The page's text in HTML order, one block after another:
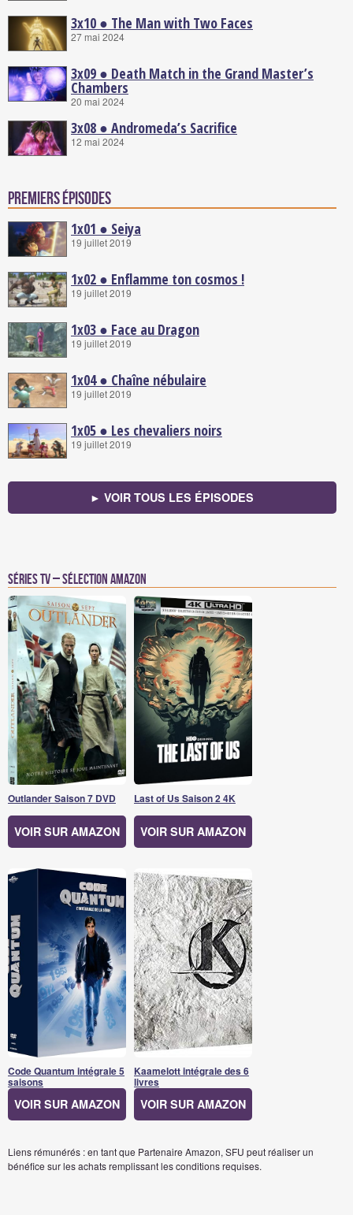
3x10 ● The Man with Two Faces
27 mai 2024
3x09 ● Death Match in the Grand Master’s
Chambers
20 mai 2024
3x08 ● Andromeda’s Sacrifice
12 mai 2024
Premiers épisodes
1x01 ● Seiya
19 juillet 2019
1x02 ● Enflamme ton cosmos !
19 juillet 2019
1x03 ● Face au Dragon
19 juillet 2019
1x04 ● Chaîne nébulaire
19 juillet 2019
1x05 ● Les chevaliers noirs
19 juillet 2019
► VOIR TOUS LES ÉPISODES
Séries TV – Sélection Amazon
Outlander Saison 7 DVD
VOIR SUR AMAZON
Last of Us Saison 2 4K
VOIR SUR AMAZON
Code Quantum intégrale 5
saisons
VOIR SUR AMAZON
Kaamelott intégrale des 6
livres
VOIR SUR AMAZON
Liens rémunérés : en tant que Partenaire Amazon, SFU peut réaliser un
bénéfice sur les achats remplissant les conditions requises.